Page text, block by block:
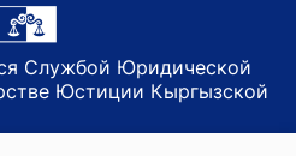
Службой Юридической
Юстиции Кыргызской